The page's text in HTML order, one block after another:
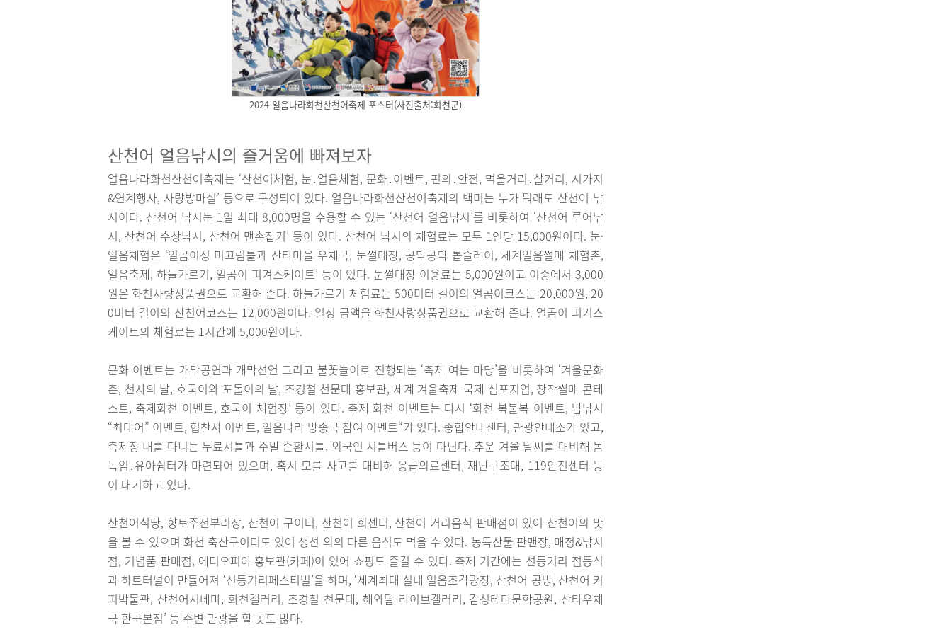
2024 얼음나라화천산천어축제 포스터(사진출처:화천군)
산천어 얼음낚시의 즐거움에 빠져보자
얼음나라화천산천어축제는 ‘산천어체험, 눈․얼음체험, 문화․이벤트, 편의․안전, 먹을거리․살거리, 시가지
&연계행사, 사랑방마실’ 등으로 구성되어 있다. 얼음나라화천산천어축제의 백미는 누가 뭐래도 산천어 낚
시이다. 산천어 낚시는 1일 최대 8,000명을 수용할 수 있는 ‘산천어 얼음낚시’를 비롯하여 ‘산천어 루어낚
시, 산천어 수상낚시, 산천어 맨손잡기’ 등이 있다. 산천어 낚시의 체험료는 모두 1인당 15,000원이다. 눈·
얼음체험은 ‘얼곰이성 미끄럼틀과 산타마을 우체국, 눈썰매장, 콩닥콩닥 봅슬레이, 세계얼음썰매 체험촌,
얼음축제, 하늘가르기, 얼곰이 피겨스케이트’ 등이 있다. 눈썰매장 이용료는 5,000원이고 이중에서 3,000
원은 화천사랑상품권으로 교환해 준다. 하늘가르기 체험료는 500미터 길이의 얼곰이코스는 20,000원, 20
0미터 길이의 산천어코스는 12,000원이다. 일정 금액을 화천사랑상품권으로 교환해 준다. 얼곰이 피겨스
케이트의 체험료는 1시간에 5,000원이다.
문화 이벤트는 개막공연과 개막선언 그리고 불꽃놀이로 진행되는 ‘축제 여는 마당’을 비롯하여 ‘겨울문화
촌, 천사의 날, 호국이와 포돌이의 날, 조경철 천문대 홍보관, 세계 겨울축제 국제 심포지엄, 창작썰매 콘테
스트, 축제화천 이벤트, 호국이 체험장’ 등이 있다. 축제 화천 이벤트는 다시 ‘화천 복불복 이벤트, 밤낚시
“최대어” 이벤트, 협찬사 이벤트, 얼음나라 방송국 참여 이벤트“가 있다. 종합안내센터, 관광안내소가 있고,
축제장 내를 다니는 무료셔틀과 주말 순환셔틀, 외국인 셔틀버스 등이 다닌다. 추운 겨울 날씨를 대비해 몸
녹임․유아쉼터가 마련되어 있으며, 혹시 모를 사고를 대비해 응급의료센터, 재난구조대, 119안전센터 등
이 대기하고 있다.
산천어식당, 향토주전부리장, 산천어 구이터, 산천어 회센터, 산천어 거리음식 판매점이 있어 산천어의 맛
을 볼 수 있으며 화천 축산구이터도 있어 생선 외의 다른 음식도 먹을 수 있다. 농특산물 판맨장, 매정&낚시
점, 기념품 판매점, 에디오피아 홍보관(카페)이 있어 쇼핑도 즐길 수 있다. 축제 기간에는 선등거리 점등식
과 하트터널이 만들어져 ‘선등거리페스티벌’을 하며, ‘세계최대 실내 얼음조각광장, 산천어 공방, 산천어 커
피박물관, 산천어시네마, 화천갤러리, 조경철 천문대, 해와달 라이브갤러리, 감성테마문학공원, 산타우체
국 한국본점’ 등 주변 관광을 할 곳도 많다.